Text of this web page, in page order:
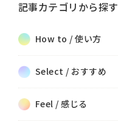
記事カテゴリから探す
How to / 使い方
Select / おすすめ
Feel / 感じる